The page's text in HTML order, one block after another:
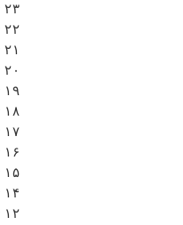
۲۳ تیر ۱۴۰۵
۲۲ تیر ۱۴۰۵
۲۱ تیر ۱۴۰۵
۲۰ تیر ۱۴۰۵
۱۹ تیر ۱۴۰۵
۱۸ تیر ۱۴۰۵
۱۷ تیر ۱۴۰۵
۱۶ تیر ۱۴۰۵
۱۵ تیر ۱۴۰۵
۱۴ تیر ۱۴۰۵
۱۲ تیر ۱۴۰۵